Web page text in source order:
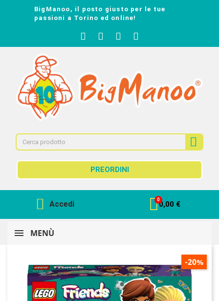
BigManoo, il posto giusto per le tue
passioni a Torino ed online!
PREORDINI
Accedi 0,00 €
MENÙ
-20%